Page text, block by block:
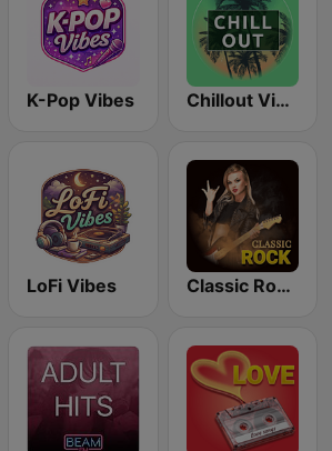
K-Pop Vibes Chillout Vibes
LoFi Vibes Classic Rock Station